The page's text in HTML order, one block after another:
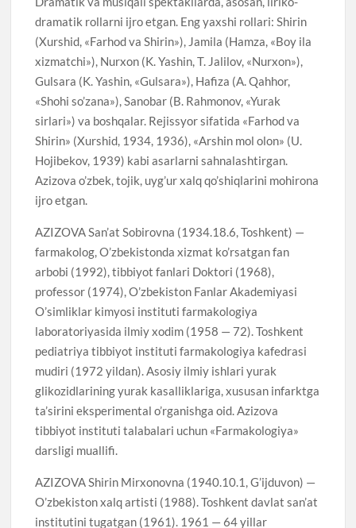
dramatik rollarni ijro etgan. Eng yaxshi rollari: Shirin
(Xurshid, «Farhod va Shirin»), Jamila (Hamza, «Boy ila
xizmatchi»), Nurxon (K. Yashin, T. Jalilov, «Nurxon»),
Gulsara (K. Yashin, «Gulsara»), Hafiza (A. Qahhor,
«Shohi so’zana»), Sanobar (B. Rahmonov, «Yurak
sirlari») va boshqalar. Rejissyor sifatida «Farhod va
Shirin» (Xurshid, 1934, 1936), «Arshin mol olon» (U.
Hojibekov, 1939) kabi asarlarni sahnalashtirgan.
Azizova o’zbek, tojik, uyg’ur xalq qo’shiqlarini mohirona
ijro etgan.
AZIZOVA San’at Sobirovna (1934.18.6, Toshkent) —
farmakolog, O’zbekistonda xizmat ko’rsatgan fan
arbobi (1992), tibbiyot fanlari Doktori (1968),
professor (1974), O’zbekiston Fanlar Akademiyasi
O’simliklar kimyosi instituti farmakologiya
laboratoriyasida ilmiy xodim (1958 — 72). Toshkent
pediatriya tibbiyot instituti farmakologiya kafedrasi
mudiri (1972 yildan). Asosiy ilmiy ishlari yurak
glikozidlarining yurak kasalliklariga, xususan infarktga
ta’sirini eksperimental o’rganishga oid. Azizova
tibbiyot instituti talabalari uchun «Farmakologiya»
darsligi muallifi.
AZIZOVA Shirin Mirxonovna (1940.10.1, G’ijduvon) —
O’zbekiston xalq artisti (1988). Toshkent davlat san’at
institutini tugatgan (1961). 1961 — 64 yillar